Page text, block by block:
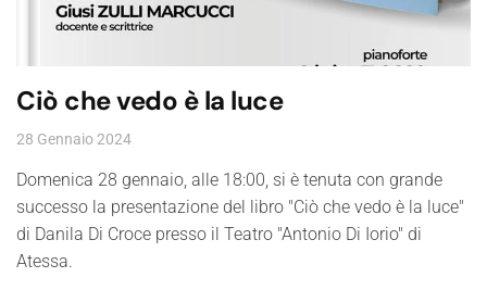
Ciò che vedo è la luce
28 Gennaio 2024
Domenica 28 gennaio, alle 18:00, si è tenuta con grande
successo la presentazione del libro "Ciò che vedo è la luce"
di Danila Di Croce presso il Teatro "Antonio Di Iorio" di
Atessa.